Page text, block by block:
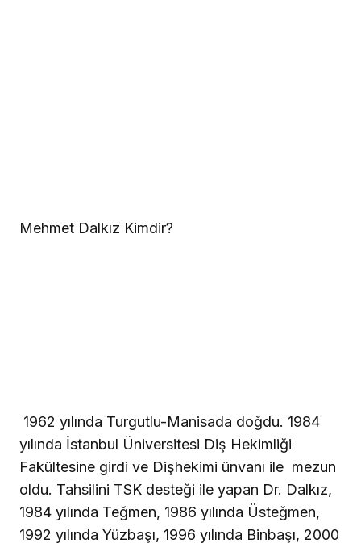
Mehmet Dalkız Kimdir?
1962 yılında Turgutlu-Manisada doğdu. 1984
yılında İstanbul Üniversitesi Diş Hekimliği
Fakültesine girdi ve Dişhekimi ünvanı ile mezun
oldu. Tahsilini TSK desteği ile yapan Dr. Dalkız,
1984 yılında Teğmen, 1986 yılında Üsteğmen,
1992 yılında Yüzbaşı, 1996 yılında Binbaşı, 2000